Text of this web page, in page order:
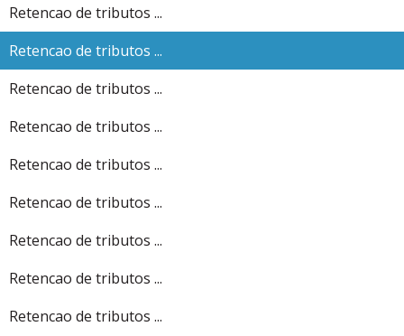
Retencao de tributos ...
Retencao de tributos ...
Retencao de tributos ...
Retencao de tributos ...
Retencao de tributos ...
Retencao de tributos ...
Retencao de tributos ...
Retencao de tributos ...
Retencao de tributos ...